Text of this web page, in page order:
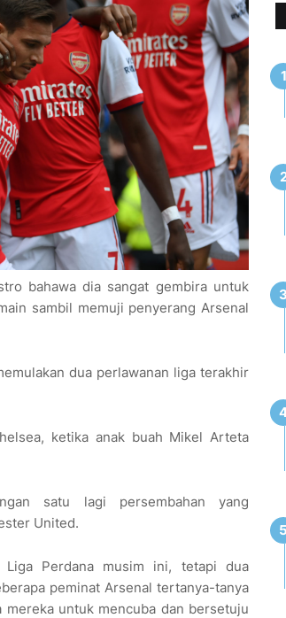
bahawa dia sangat gembira untuk
sambil memuji penyerang Arsenal
dua perlawanan liga terakhir
ketika anak buah Mikel Arteta
satu lagi persembahan yang
United.
Liga Perdana musim ini, tetapi dua
peminat Arsenal tertanya-tanya
untuk mencuba dan bersetuju